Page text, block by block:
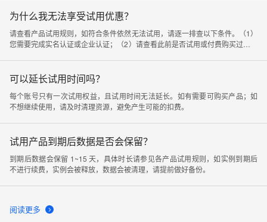
为什么我无法享受试用优惠？
请查看产品试用规则，如符合条件依然无法试用，请逐一排查以下条件。（1）
您需要完成实名认证或企业认证；（2）请查看此前是否试用或付费购买过相关
面开通产品才能享受使用权益，从其他开通页面进入无法参与免费试用活动。
可以延长试用时间吗？
每个账号只有一次试用权益，且试用时间无法延长。如有需要可购买产品；如
不想继续使用，请及时清理资源，避免产生可能的扣费。
试用产品到期后数据是否会保留？
到期后数据会保留 1~15 天，具体时长请参见各产品试用规则，如实例到期后
不进行续费，实例会被释放，数据会被清理，请提前做好备份。
阅读更多